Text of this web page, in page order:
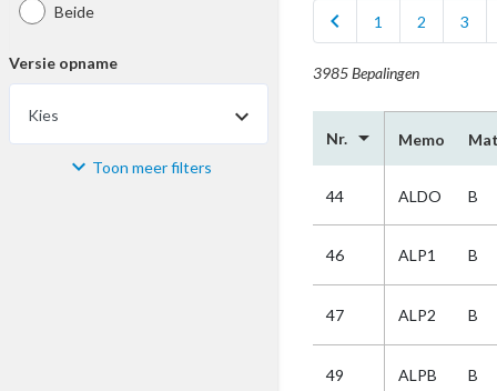
Beide
Versie opname
Kies
Materiaal Toon meer filters
chevron_left 1 2 3
3985 Bepalingen
Nr. arrow_drop_down Memo
44 ALDO B
46 ALP1 B
47 ALP2 B
49 ALPB B